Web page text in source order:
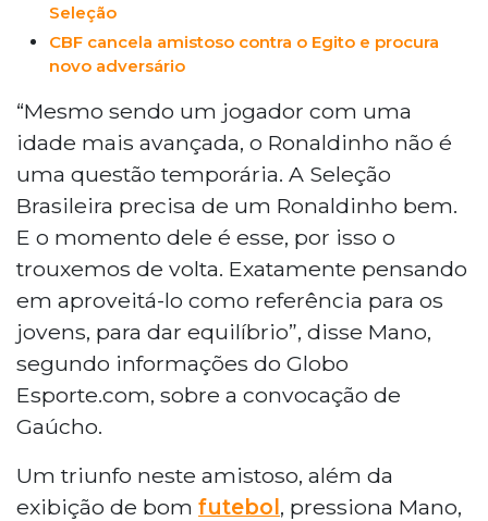
Seleção
CBF cancela amistoso contra o Egito e procura
novo adversário
“Mesmo sendo um jogador com uma
idade mais avançada, o Ronaldinho não é
uma questão temporária. A Seleção
Brasileira precisa de um Ronaldinho bem.
E o momento dele é esse, por isso o
trouxemos de volta. Exatamente pensando
em aproveitá-lo como referência para os
jovens, para dar equilíbrio”, disse Mano,
segundo informações do Globo
Esporte.com, sobre a convocação de
Gaúcho.
Um triunfo neste amistoso, além da
exibição de bom futebol, pressiona Mano,